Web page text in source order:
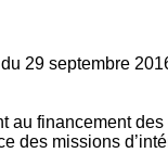
29 septembre
au financement
des missions